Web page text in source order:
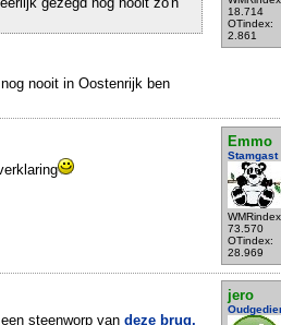
18.714
OTindex:
2.861
nooit in Oostenrijk ben
Emmo
Stamgast
73.570
OTindex:
28.969
jero
steenworp van deze brug,